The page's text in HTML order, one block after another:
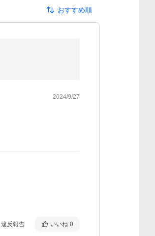
おすすめ順
2024/9/27
違反報告 いいね 0